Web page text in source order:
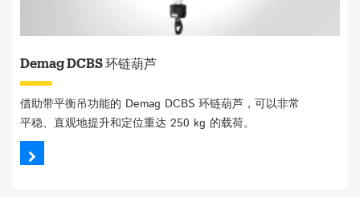
Demag DCBS 环链葫芦
借助带平衡吊功能的 Demag DCBS 环链葫芦，可以非常
平稳、直观地提升和定位重达 250 kg 的载荷。